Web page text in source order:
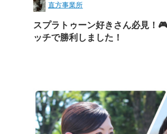
直方事業所
スプラトゥーン好きさん必見！
ッチで勝利しました！